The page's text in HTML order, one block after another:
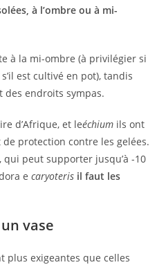
à l’ombre ou à mi-
à la mi-ombre (à privilégier si
est cultivé en pot), tandis
des endroits sympas.
d’Afrique, et leéchium ils ont
de protection contre les gelées.
, qui peut supporter jusqu’à -10
ecaryoteris il faut les
vase
plus exigeantes que celles